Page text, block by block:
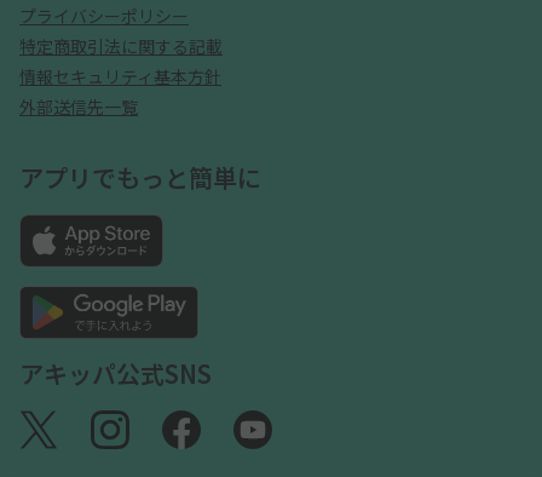
プライバシーポリシー
特定商取引法に関する記載
情報セキュリティ基本方針
外部送信先一覧
アプリでもっと簡単に
アキッパ公式SNS